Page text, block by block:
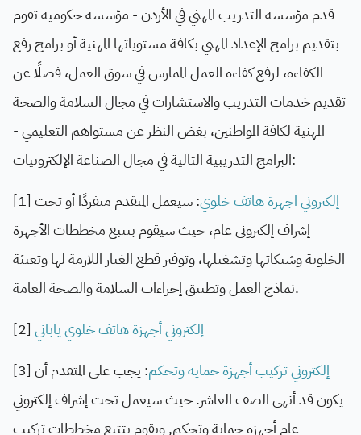
قدم مؤسسة التدريب المهني في الأردن - مؤسسة حكومية تقوم
بتقديم برامج الإعداد المهني بكافة مستوياتها المهنية أو برامج رفع
الكفاءة، لرفع كفاءة العمل الممارس في سوق العمل، فضلًا عن
تقديم خدمات التدريب والاستشارات في مجال السلامة والصحة
المهنية لكافة المواطنين، بغض النظر عن مستواهم التعليمي -
البرامج التدريبية التالية في مجال الصناعة الإلكترونيات:
[1]
إلكتروني اجهزة هاتف خلوي: سيعمل المتقدم منفردًا أو تحت
إشراف إلكتروني عام، حيث سيقوم بتتبع مخططات الأجهزة
الخلوية وشبكاتها وتشغيلها، وتوفير قطع الغيار اللازمة لها وتعبئة
نماذج العمل وتطبيق إجراءات السلامة والصحة العامة.
[2] إلكتروني أجهزة هاتف خلوي ياباني
[3]
إلكتروني تركيب أجهزة حماية وتحكم: يجب على المتقدم أن
يكون قد أنهى الصف العاشر. حيث سيعملتحت إشرافإلكتروني
عام أجهزة حماية وتحكم, ويقوم بتتبع مخططات تركيب